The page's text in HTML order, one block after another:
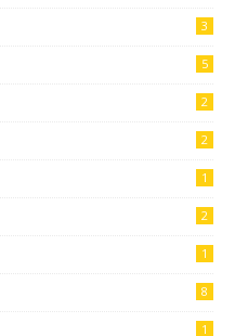
3
5
2
2
1
2
1
8
1